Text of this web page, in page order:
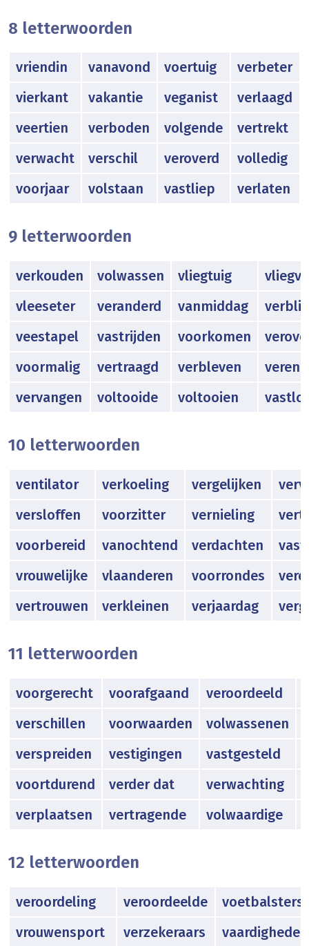
8 letterwoorden
vriendin vanavond voertuig
verbeter
vierkant
vakantie veganist
verlaagd
veertien
verboden volgende
vertrekt
verwacht
verschil veroverd
volledig
voorjaar
volstaan vastliep verlaten
9 letterwoorden
verkouden volwassen vliegtuig
vleeseter
veranderd vanmiddag
veestapel
vastrijden voorkomen
voormalig
vertraagd verbleven
vervangen
voltooide voltooien
10 letterwoorden
ventilator verkoeling vergelijken
versloffen
voorzitter vernieling
voorbereid
vanochtend verdachten
vrouwelijke
vlaanderen voorrondes
vertrouwen
verkleinen verjaardag
11 letterwoorden
voorgerecht voorafgaand veroordeeld
verschillen
voorwaarden volwassenen
verspreiden
vestigingen vastgesteld
voortdurend
verder dat verwachting
verplaatsen
vertragende volwaardige
12 letterwoorden
veroordeling veroordeelde
voetbalsters
vrouwensport
verzekeraars vaardigheden